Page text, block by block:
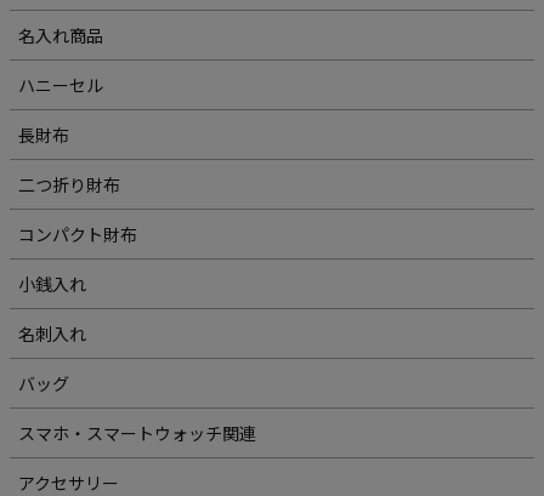
名入れ商品
ハニーセル
長財布
二つ折り財布
コンパクト財布
小銭入れ
名刺入れ
バッグ
スマホ・スマートウォッチ関連
アクセサリー